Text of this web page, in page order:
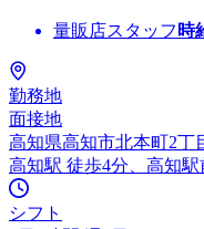
量販店スタッフ 時
勤務地
面接地
高知県高知市北本町2丁
高知駅 徒歩4分、高知
シフト